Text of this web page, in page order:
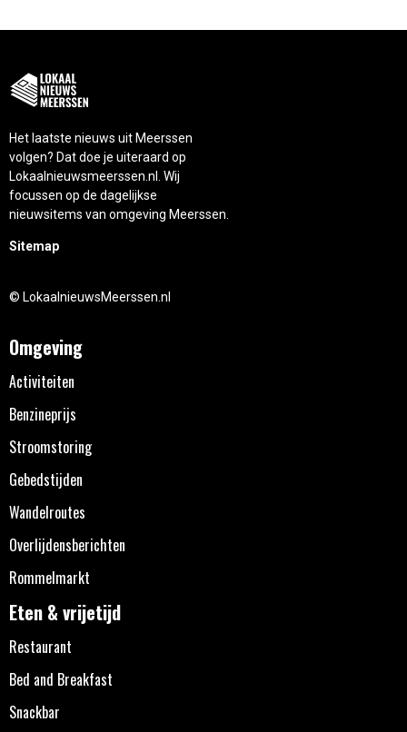
Het laatste nieuws uit Meerssen
volgen? Dat doe je uiteraard op
Lokaalnieuwsmeerssen.nl. Wij
focussen op de dagelijkse
nieuwsitems van omgeving Meerssen.
Sitemap
© LokaalnieuwsMeerssen.nl
Omgeving
Activiteiten
Benzineprijs
Stroomstoring
Gebedstijden
Wandelroutes
Overlijdensberichten
Rommelmarkt
Eten & vrijetijd
Restaurant
Bed and Breakfast
Snackbar